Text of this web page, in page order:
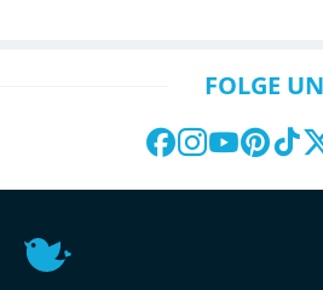
FOLGE